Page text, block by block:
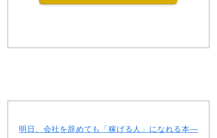
明日、会社を辞めても「稼げる人」になれる本―